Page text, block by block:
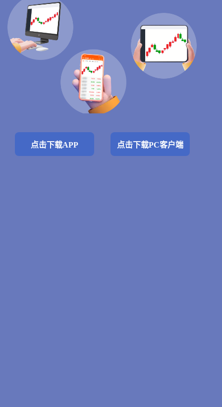
点击下载APP 点击下载PC客户端